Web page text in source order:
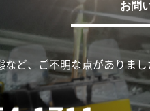
お問
など、ご不明な点がありま